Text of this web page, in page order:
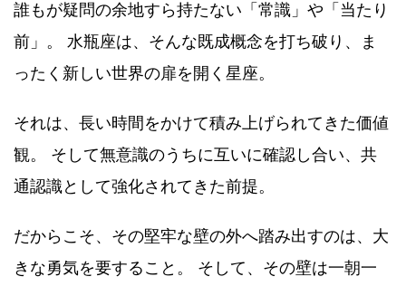
誰もが疑問の余地すら持たない「常識」や「当たり
前」。 水瓶座は、そんな既成概念を打ち破り、ま
ったく新しい世界の扉を開く星座。
それは、長い時間をかけて積み上げられてきた価値
観。 そして無意識のうちに互いに確認し合い、共
通認識として強化されてきた前提。
だからこそ、その堅牢な壁の外へ踏み出すのは、大
きな勇気を要すること。 そして、その壁は一朝一